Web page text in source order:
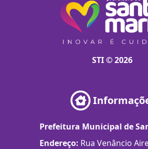
STI © 2026
Prefeitura Municipal de
Endereço: Rua Venâncio